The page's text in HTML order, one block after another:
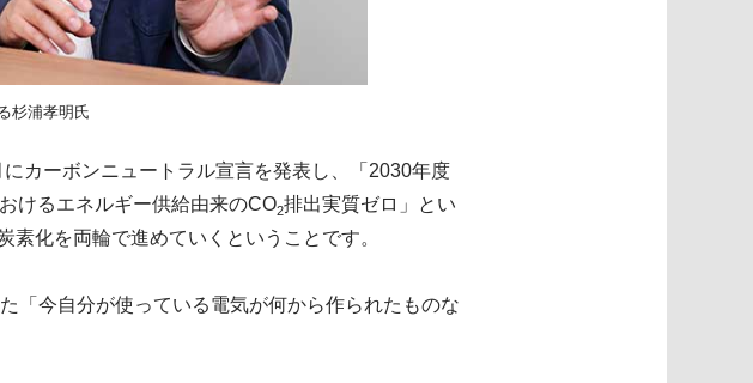
杉浦孝明氏
カーボンニュートラル宣言を発表し、「2030年度
けるエネルギー供給由来のCO2排出実質ゼロ」とい
化を両輪で進めていくということです。
「今自分が使っている電気が何から作られたものな